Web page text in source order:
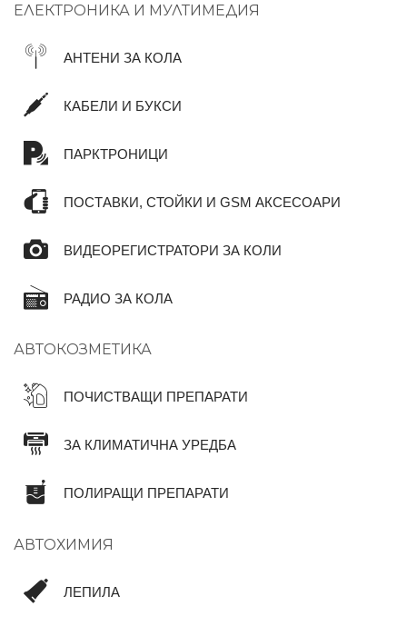
ЕЛЕКТРОНИКА И МУЛТИМЕДИЯ
АНТЕНИ ЗА КОЛА
КАБЕЛИ И БУКСИ
ПАРКТРОНИЦИ
ПОСТАВКИ, СТОЙКИ И GSM АКСЕСОАРИ
ВИДЕОРЕГИСТРАТОРИ ЗА КОЛИ
РАДИО ЗА КОЛА
АВТОКОЗМЕТИКА
ПОЧИСТВАЩИ ПРЕПАРАТИ
ЗА КЛИМАТИЧНА УРЕДБА
ПОЛИРАЩИ ПРЕПАРАТИ
АВТОХИМИЯ
ЛЕПИЛА